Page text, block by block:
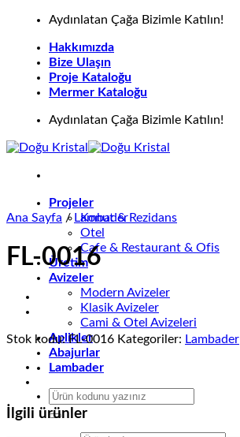
İçeriğe
Aydınlatan Çağa Bizimle Katılın!
Hakkımızda
Bize Ulaşın
Proje Kataloğu
Mermer Kataloğu
Aydınlatan Çağa Bizimle Katılın!
Projeler
Konut & Rezidans
Otel
Cafe & Restaurant & Ofis
Üretim
Avizeler
Modern Avizeler
Klasik Avizeler
Cami & Otel Avizeleri
Aplikler
Abajurlar
Lambader
Ara:
Ana Sayfa / Lambader
FL-0016
Stok kodu:FL-0016 Kategoriler: Lambader
İlgili ürünler